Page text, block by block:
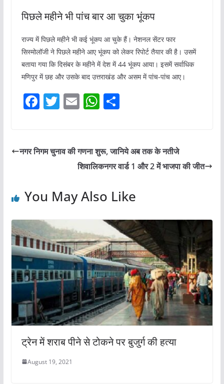
पिछले महीने भी पांच बार आ चुका भूंकप
राज्य में पिछले महीने भी कई भूंकप आ चुके हैं। नेशनल सेंटर फार
सिस्मोलॉजी ने पिछले महीने आए भूंकप को लेकर रिपोर्ट तैयार की है। उसमें
बताया गया कि दिसंबर के महीने में देश में 44 भूंकप आया। इसमें सर्वाधिक
मणिपुर में छह और उसके बाद उत्तराखंड और असम में पांच-पांच आए।
F
e
o
T
er
E
l
W
s
A
p
S
e
नगर निगम चुनाव की गणना शुरू, जानिये अब तक के नतीजे
शिवालिकनगर वार्ड 1 और 2 में भाजपा की जीत
You May Also Like
ट्रेन में शराब पीने से टोकने पर बुजुर्ग की हत्या
August 19, 2021